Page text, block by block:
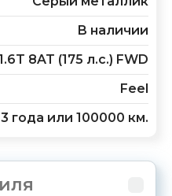
В наличии
8AT (175 л.с.) FWD
Feel
3 года или 100000 км.